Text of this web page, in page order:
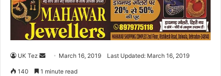
UK Tez March 16, 2019 Last Updated: March 16, 2019
140 1 minute read